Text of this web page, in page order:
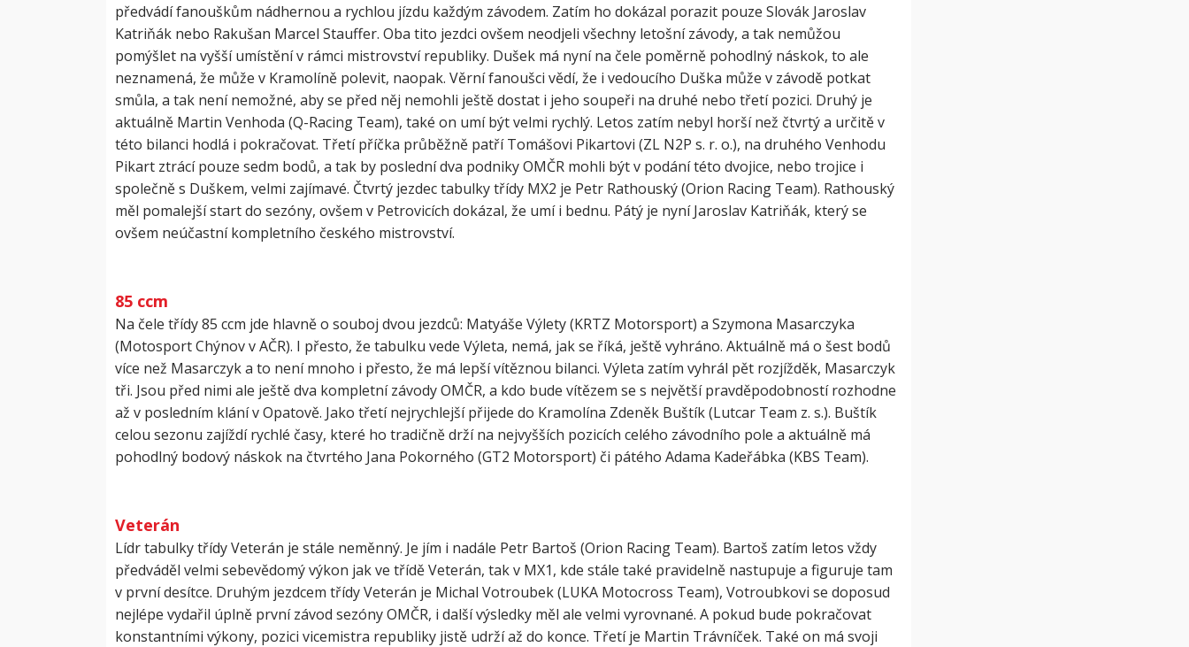
předvádí fanouškům nádhernou a rychlou jízdu každým závodem. Zatím ho dokázal porazit pouze Slovák Jaroslav
Katriňák nebo Rakušan Marcel Stauffer. Oba tito jezdci ovšem neodjeli všechny letošní závody, a tak nemůžou
pomýšlet na vyšší umístění v rámci mistrovství republiky. Dušek má nyní na čele poměrně pohodlný náskok, to ale
neznamená, že může v Kramolíně polevit, naopak. Věrní fanoušci vědí, že i vedoucího Duška může v závodě potkat
smůla, a tak není nemožné, aby se před něj nemohli ještě dostat i jeho soupeři na druhé nebo třetí pozici. Druhý je
aktuálně Martin Venhoda (Q-Racing Team), také on umí být velmi rychlý. Letos zatím nebyl horší než čtvrtý a určitě v
této bilanci hodlá i pokračovat. Třetí příčka průběžně patří Tomášovi Pikartovi (ZL N2P s. r. o.), na druhého Venhodu
Pikart ztrácí pouze sedm bodů, a tak by poslední dva podniky OMČR mohli být v podání této dvojice, nebo trojice i
společně s Duškem, velmi zajímavé. Čtvrtý jezdec tabulky třídy MX2 je Petr Rathouský (Orion Racing Team). Rathouský
měl pomalejší start do sezóny, ovšem v Petrovicích dokázal, že umí i bednu. Pátý je nyní Jaroslav Katriňák, který se
ovšem neúčastní kompletního českého mistrovství.
85 ccm
Na čele třídy 85 ccm jde hlavně o souboj dvou jezdců: Matyáše Výlety (KRTZ Motorsport) a Szymona Masarczyka
(Motosport Chýnov v AČR). I přesto, že tabulku vede Výleta, nemá, jak se říká, ještě vyhráno. Aktuálně má o šest bodů
více než Masarczyk a to není mnoho i přesto, že má lepší vítěznou bilanci. Výleta zatím vyhrál pět rozjížděk, Masarczyk
tři. Jsou před nimi ale ještě dva kompletní závody OMČR, a kdo bude vítězem se s největší pravděpodobností rozhodne
až v posledním klání v Opatově. Jako třetí nejrychlejší přijede do Kramolína Zdeněk Buštík (Lutcar Team z. s.). Buštík
celou sezonu zajíždí rychlé časy, které ho tradičně drží na nejvyšších pozicích celého závodního pole a aktuálně má
pohodlný bodový náskok na čtvrtého Jana Pokorného (GT2 Motorsport) či pátého Adama Kadeřábka (KBS Team).
Veterán
Lídr tabulky třídy Veterán je stále neměnný. Je jím i nadále Petr Bartoš (Orion Racing Team). Bartoš zatím letos vždy
předváděl velmi sebevědomý výkon jak ve třídě Veterán, tak v MX1, kde stále také pravidelně nastupuje a figuruje tam
v první desítce. Druhým jezdcem třídy Veterán je Michal Votroubek (LUKA Motocross Team), Votroubkovi se doposud
nejlépe vydařil úplně první závod sezóny OMČR, i další výsledky měl ale velmi vyrovnané. A pokud bude pokračovat
konstantními výkony, pozici vicemistra republiky jistě udrží až do konce. Třetí je Martin Trávníček. Také on má svoji